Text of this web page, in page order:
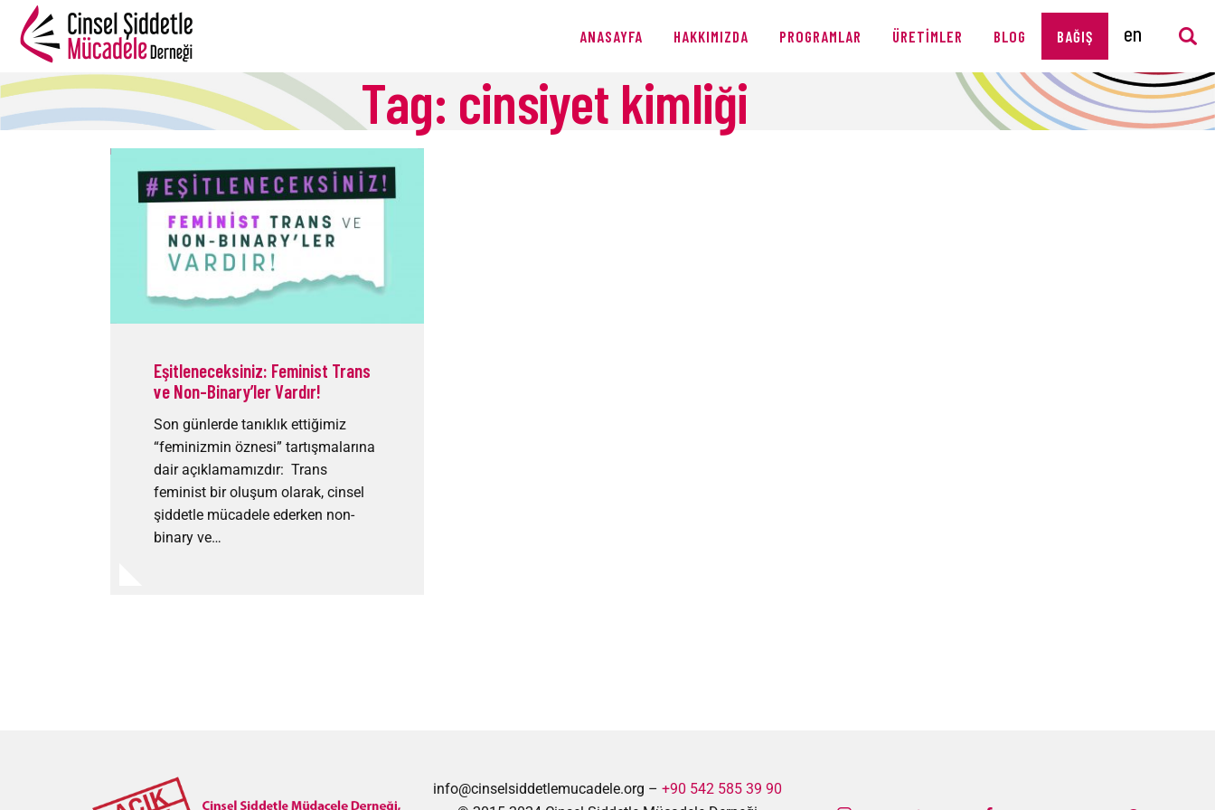
ANASAYFA HAKKIMIZDA PROGRAMLAR ÜRETIMLER BLOG BAĞIŞ
Tag: cinsiyet kimliği
PROGRAMLAR
ÜRETIMLER
Eşitleneceksiniz: Feminist Trans
ve Non-Binary’ler Vardır!
Son günlerde tanıklık ettiğimiz
“feminizmin öznesi” tartışmalarına
dair açıklamamızdır: Trans
feminist bir oluşum olarak, cinsel
şiddetle mücadele ederken non-
binary ve…
info@cinselsiddetlemucadele.org – +90 542 585 39 90